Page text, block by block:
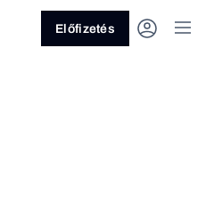
Előfizetés